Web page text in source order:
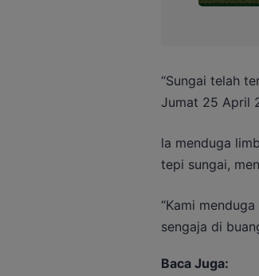
“Sungai telah
Jumat 25 April
la menduga
tepi sungai,
“Kami
sengaja di
Baca Juga: